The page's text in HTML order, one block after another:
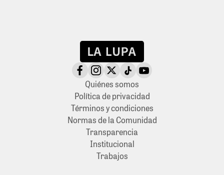
Quiénes somos
Política de privacidad
Términos y condiciones
Normas de la Comunidad
Transparencia
Institucional
Trabajos